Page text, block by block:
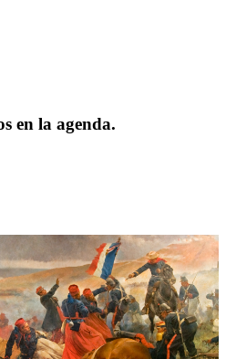
en la agenda.